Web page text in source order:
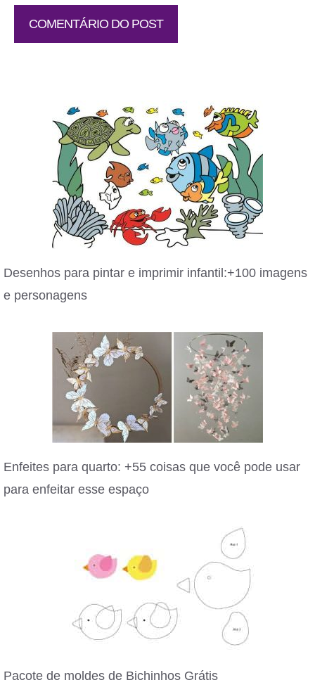
Desenhos para pintar e imprimir infantil:+100 imagens
e personagens
Enfeites para quarto: +55 coisas que você pode usar
para enfeitar esse espaço
Pacote de moldes de Bichinhos Grátis